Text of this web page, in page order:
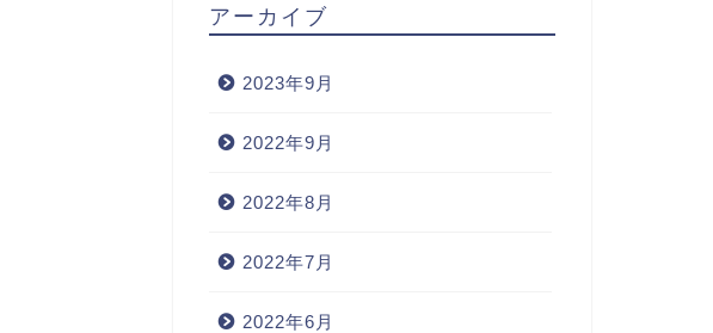
アーカイブ
2023年9月
2022年9月
2022年8月
2022年7月
2022年6月